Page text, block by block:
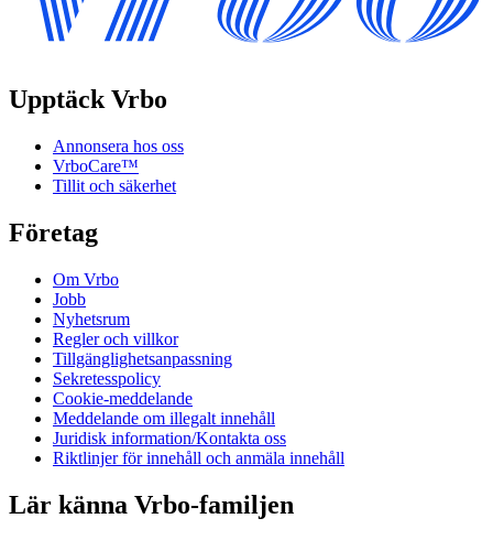
Upptäck Vrbo
Annonsera hos oss
VrboCare™
Tillit och säkerhet
Företag
Om Vrbo
Jobb
Nyhetsrum
Regler och villkor
Tillgänglighetsanpassning
Sekretesspolicy
Cookie-meddelande
Meddelande om illegalt innehåll
Juridisk information/Kontakta oss
Riktlinjer för innehåll och anmäla innehåll
Lär känna Vrbo-familjen